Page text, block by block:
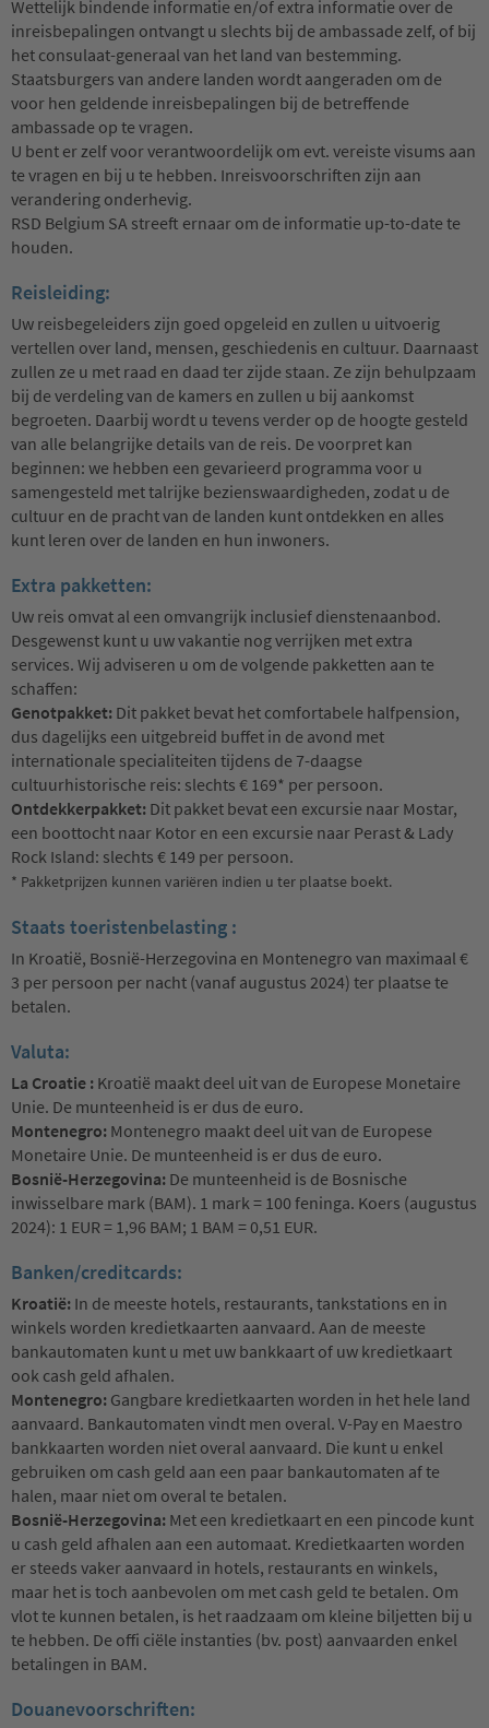
Wettelijk bindende informatie en/of extra informatie over de
inreisbepalingen ontvangt u slechts bij de ambassade zelf, of bij
het consulaat-generaal van het land van bestemming.
Staatsburgers van andere landen wordt aangeraden om de
voor hen geldende inreisbepalingen bij de betreffende
ambassade op te vragen.
U bent er zelf voor verantwoordelijk om evt. vereiste visums aan
te vragen en bij u te hebben. Inreisvoorschriften zijn aan
verandering onderhevig.
RSD Belgium SA streeft ernaar om de informatie up-to-date te
houden.
Reisleiding:
Uw reisbegeleiders zijn goed opgeleid en zullen u uitvoerig
vertellen over land, mensen, geschiedenis en cultuur. Daarnaast
zullen ze u met raad en daad ter zijde staan. Ze zijn behulpzaam
bij de verdeling van de kamers en zullen u bij aankomst
begroeten. Daarbij wordt u tevens verder op de hoogte gesteld
van alle belangrijke details van de reis. De voorpret kan
beginnen: we hebben een gevarieerd programma voor u
samengesteld met talrijke bezienswaardigheden, zodat u de
cultuur en de pracht van de landen kunt ontdekken en alles
kunt leren over de landen en hun inwoners.
Extra pakketten:
Uw reis omvat al een omvangrijk inclusief dienstenaanbod.
Desgewenst kunt u uw vakantie nog verrijken met extra
services. Wij adviseren u om de volgende pakketten aan te
schaffen:
Genotpakket: Dit pakket bevat het comfortabele halfpension,
dus dagelijks een uitgebreid buffet in de avond met
internationale specialiteiten tijdens de 7-daagse
cultuurhistorische reis: slechts € 169* per persoon.
Ontdekkerpakket: Dit pakket bevat een excursie naar Mostar,
een boottocht naar Kotor en een excursie naar Perast & Lady
Rock Island: slechts € 149 per persoon.
* Pakketprijzen kunnen variëren indien u ter plaatse boekt.
Staats toeristenbelasting :
In Kroatië, Bosnië-Herzegovina en Montenegro van maximaal €
3 per persoon per nacht (vanaf augustus 2024) ter plaatse te
betalen.
Valuta:
La Croatie : Kroatië maakt deel uit van de Europese Monetaire
Unie. De munteenheid is er dus de euro.
Montenegro: Montenegro maakt deel uit van de Europese
Monetaire Unie. De munteenheid is er dus de euro.
Bosnië-Herzegovina: De munteenheid is de Bosnische
inwisselbare mark (BAM). 1 mark = 100 feninga. Koers (augustus
2024): 1 EUR = 1,96 BAM; 1 BAM = 0,51 EUR.
Banken/creditcards:
Kroatië: In de meeste hotels, restaurants, tankstations en in
winkels worden kredietkaarten aanvaard. Aan de meeste
bankautomaten kunt u met uw bankkaart of uw kredietkaart
ook cash geld afhalen.
Montenegro: Gangbare kredietkaarten worden in het hele land
aanvaard. Bankautomaten vindt men overal. V-Pay en Maestro
bankkaarten worden niet overal aanvaard. Die kunt u enkel
gebruiken om cash geld aan een paar bankautomaten af te
halen, maar niet om overal te betalen.
Bosnië-Herzegovina: Met een kredietkaart en een pincode kunt
u cash geld afhalen aan een automaat. Kredietkaarten worden
er steeds vaker aanvaard in hotels, restaurants en winkels,
maar het is toch aanbevolen om met cash geld te betalen. Om
vlot te kunnen betalen, is het raadzaam om kleine biljetten bij u
te hebben. De offi ciële instanties (bv. post) aanvaarden enkel
betalingen in BAM.
Douanevoorschriften: